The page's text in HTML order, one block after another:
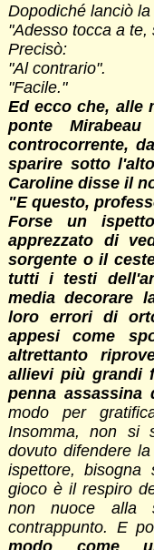
Dopodiché lanciò
"Adesso tocca a te,
Precisò:
"Al contrario".
"Facile."
Ed ecco che, alle
ponte
controcorrente,
sparire sotto
Caroline disse il
"E questo,
Forse un
apprezzato di
sorgente o il
tutti i testi
media decorare
loro errori di
appesi come
altrettanto
allievi più grandi
penna
modo per
Insomma, non si
dovuto difendere
ispettore,
gioco è il respiro
non nuoce alla
contrappunto. E